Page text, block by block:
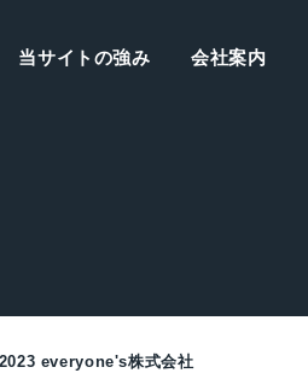
当サイトの強み 会社案内
everyone's株式会社